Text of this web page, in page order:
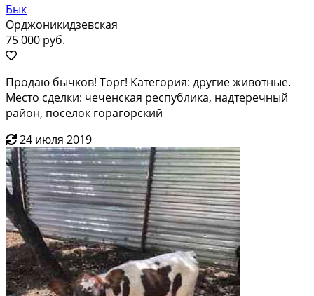
Бык
Орджоникидзевская
75 000 руб.
Продаю бычков! Торг! Категория: другие животные.
Место сделки: чеченская республика, надтеречный
район, поселок горагорский
24 июля 2019